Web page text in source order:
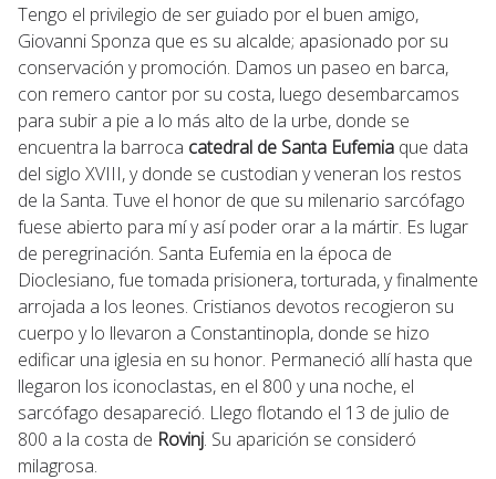
Tengo el privilegio de ser guiado por el buen amigo,
Giovanni Sponza que es su alcalde; apasionado por su
conservación y promoción. Damos un paseo en barca,
con remero cantor por su costa, luego desembarcamos
para subir a pie a lo más alto de la urbe, donde se
encuentra la barroca catedral de Santa Eufemia que data
del siglo XVIII, y donde se custodian y veneran los restos
de la Santa. Tuve el honor de que su milenario sarcófago
fuese abierto para mí y así poder orar a la mártir. Es lugar
de peregrinación. Santa Eufemia en la época de
Dioclesiano, fue tomada prisionera, torturada, y finalmente
arrojada a los leones. Cristianos devotos recogieron su
cuerpo y lo llevaron a Constantinopla, donde se hizo
edificar una iglesia en su honor. Permaneció allí hasta que
llegaron los iconoclastas, en el 800 y una noche, el
sarcófago desapareció. Llego flotando el 13 de julio de
800 a la costa de Rovinj. Su aparición se consideró
milagrosa.